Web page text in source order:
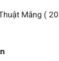
Mắng (